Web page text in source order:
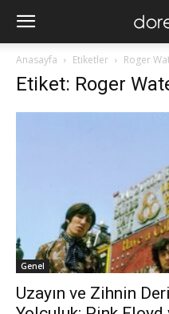
Anasayfa Etiketler Roger
Etiket: Roger
Genel
Uzayın ve Zihnin